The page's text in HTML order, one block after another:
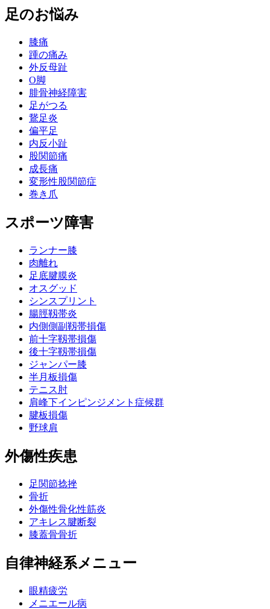
足のお悩み
膝痛
踵の痛み
外反母趾
О脚
腓骨神経障害
足がつる
鵞足炎
偏平足
内反小趾
股関節痛
成長痛
変形性股関節症
巻き爪
スポーツ障害
ランナー膝
肉離れ
足底腱膜炎
オスグッド
シンスプリント
腸脛靱帯炎
内側側副靱帯損傷
前十字靱帯損傷
後十字靱帯損傷
ジャンパー膝
半月板損傷
テニス肘
肩峰下インピンジメント症候群
腱板損傷
野球肩
外傷性疾患
足関節捻挫
骨折
外傷性骨化性筋炎
アキレス腱断裂
膝蓋骨骨折
自律神経系メニュー
眼精疲労
メニエール病